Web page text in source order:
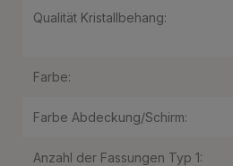
Qualität Kristallbehang:
Farbe:
Farbe Abdeckung/Schirm:
Anzahl der Fassungen Typ 1: